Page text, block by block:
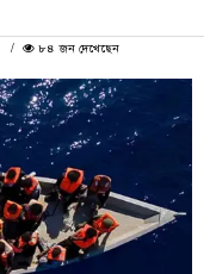
৮৪ জন দেখেছেন